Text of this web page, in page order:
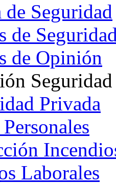
de Seguridad
de
de Opinión
Seguridad
Privada
Laborales